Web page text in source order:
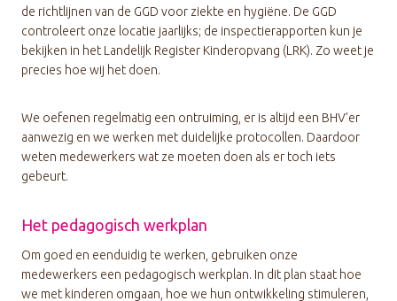
de richtlijnen van de GGD voor ziekte en hygiëne. De GGD
controleert onze locatie jaarlijks; de inspectierapporten kun je
bekijken in het Landelijk Register Kinderopvang (LRK). Zo weet je
precies hoe wij het doen.
We oefenen regelmatig een ontruiming, er is altijd een BHV’er
aanwezig en we werken met duidelijke protocollen. Daardoor
weten medewerkers wat ze moeten doen als er toch iets
gebeurt.
Het pedagogisch werkplan
Om goed en eenduidig te werken, gebruiken onze
medewerkers een pedagogisch werkplan. In dit plan staat hoe
we met kinderen omgaan, hoe we hun ontwikkeling stimuleren,